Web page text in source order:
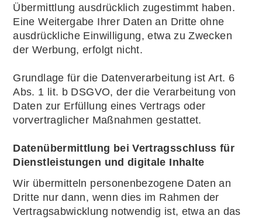
Übermittlung ausdrücklich zugestimmt haben.
Eine Weitergabe Ihrer Daten an Dritte ohne
ausdrückliche Einwilligung, etwa zu Zwecken
der Werbung, erfolgt nicht.
Grundlage für die Datenverarbeitung ist Art. 6
Abs. 1 lit. b DSGVO, der die Verarbeitung von
Daten zur Erfüllung eines Vertrags oder
vorvertraglicher Maßnahmen gestattet.
Datenübermittlung bei Vertragsschluss für
Dienstleistungen und digitale Inhalte
Wir übermitteln personenbezogene Daten an
Dritte nur dann, wenn dies im Rahmen der
Vertragsabwicklung notwendig ist, etwa an das